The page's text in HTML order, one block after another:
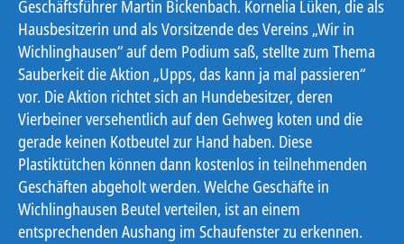
Geschäftsführer Martin Bickenbach. Kornelia Lüken, die als
Hausbesitzerin und als Vorsitzende des Vereins „Wir in
Wichlinghausen“ auf dem Podium saß, stellte zum Thema
Sauberkeit die Aktion „Upps, das kann ja mal passieren“
vor. Die Aktion richtet sich an Hundebesitzer, deren
Vierbeiner versehentlich auf den Gehweg koten und die
gerade keinen Kotbeutel zur Hand haben. Diese
Plastiktütchen können dann kostenlos in teilnehmenden
Geschäften abgeholt werden. Welche Geschäfte in
Wichlinghausen Beutel verteilen, ist an einem
entsprechenden Aushang im Schaufenster zu erkennen.